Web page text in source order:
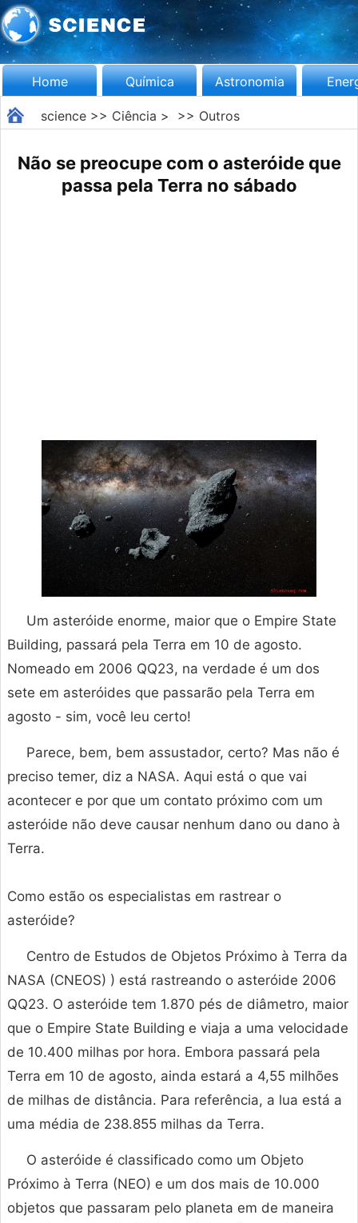
Home Química Astronomia
science>> Ciência > >> Outros
Não se preocupe com o asteróide que
passa pela Terra no sábado
Um asteróide enorme, maior que o Empire State
Building, passará pela Terra em 10 de agosto.
Nomeado em 2006 QQ23, na verdade é um dos
sete em asteróides que passarão pela Terra em
agosto - sim, você leu certo!
Parece, bem, bem assustador, certo? Mas não é
preciso temer, diz a NASA. Aqui está o que vai
acontecer e por que um contato próximo com um
asteróide não deve causar nenhum dano ou dano à
Terra.
Como estão os especialistas em rastrear o
asteróide?
Centro de Estudos de Objetos Próximo à Terra da
NASA (CNEOS) ) está rastreando o asteróide 2006
QQ23. O asteróide tem 1.870 pés de diâmetro, maior
que o Empire State Building e viaja a uma velocidade
de 10.400 milhas por hora. Embora passará pela
Terra em 10 de agosto, ainda estará a 4,55 milhões
de milhas de distância. Para referência, a lua está a
uma média de 238.855 milhas da Terra.
O asteróide é classificado como um Objeto
Próximo à Terra (NEO) e um dos mais de 10.000
objetos que passaram pelo planeta em de maneira